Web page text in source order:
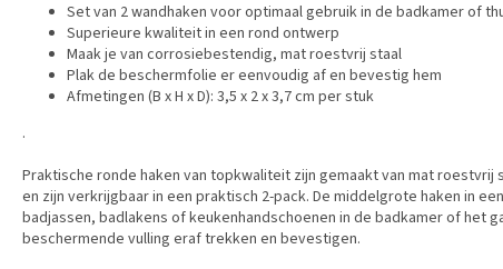
Set van 2 wandhaken voor optimaal gebruik in de badkamer of
Superieure kwaliteit in een rond ontwerp
Maak je van corrosiebestendig, mat roestvrij staal
Plak de beschermfolie er eenvoudig af en bevestig hem
Afmetingen (B x H x D): 3,5 x 2 x 3,7 cm per stuk
.
Praktische ronde haken van topkwaliteit zijn gemaakt van mat
en zijn verkrijgbaar in een praktisch 2-pack. De middelgrote haken in
badjassen, badlakens of keukenhandschoenen in de badkamer of het
beschermende vulling eraf trekken en bevestigen.